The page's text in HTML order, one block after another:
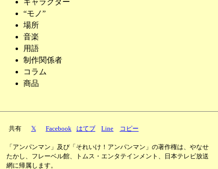
キャラクター
“モノ”
場所
音楽
用語
制作関係者
コラム
商品
共有 𝕏 Facebook はてブ Line コピー
「アンパンマン」及び「それいけ！アンパンマン」の著作権は、やなせ
たかし、フレーベル館、トムス・エンタテインメント、日本テレビ放送
網に帰属します。